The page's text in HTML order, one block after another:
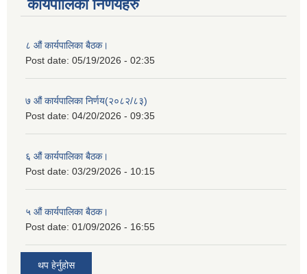
कार्यपालिका निर्णयहरु
८ औं कार्यपालिका बैठक।
Post date: 05/19/2026 - 02:35
७ औं कार्यपालिका निर्णय(२०८२/८३)
Post date: 04/20/2026 - 09:35
६ औं कार्यपालिका बैठक।
Post date: 03/29/2026 - 10:15
५ औं कार्यपालिका बैठक।
Post date: 01/09/2026 - 16:55
थप हेर्नुहोस